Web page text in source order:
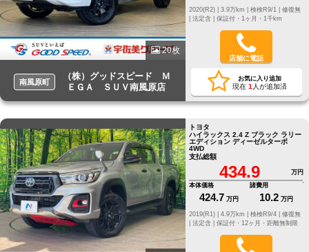
20枚
南風原町
（株）グッドスピード Ｍ
ＥＧＡ ＳＵＶ南風原店
修復無
法定含 | 保証付・1ヶ月・1千km
店舗に電話
お気に入り追加
現在 1 人が追加済
トヨタ
ハイラックス 2.4 Z ブラック ラリー
エディション ディーゼルターボ
4WD
支払総額
434.9
万円
本体価格
424.7 万円
諸費用
10.2 万円
修復無
法定含 | 保証付・12ヶ月・距離無制限